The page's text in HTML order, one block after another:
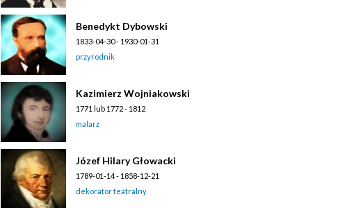
Benedykt Dybowski
1833-04-30 - 1930-01-31
przyrodnik
Kazimierz Wojniakowski
1771 lub 1772 - 1812
malarz
Józef Hilary Głowacki
1789-01-14 - 1858-12-21
dekorator teatralny